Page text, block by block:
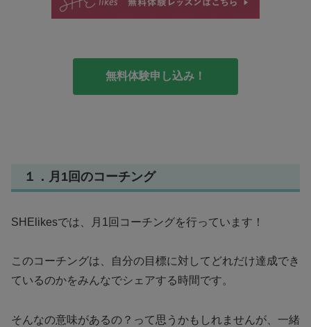
無料体験申し込み！
１．月1回のコーチング
SHElikesでは、月1回コーチングを行っています！
このコーチングは、自分の目標に対してどれだけ達成でき
ているのかをみんなでシェアする時間です。
そんなの意味があるの？って思うかもしれませんが、一緒